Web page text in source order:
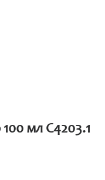
мл С4203.1